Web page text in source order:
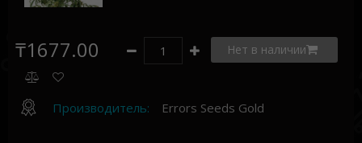
₸1677.00 Нет в наличии
Производитель: Errors Seeds Gold